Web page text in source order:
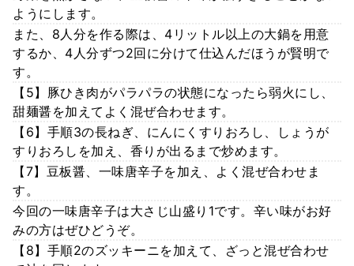
ようにします。
また、8人分を作る際は、4リットル以上の大鍋を用意
するか、4人分ずつ2回に分けて仕込んだほうが賢明で
す。
【5】豚ひき肉がパラパラの状態になったら弱火にし、
甜麺醤を加えてよく混ぜ合わせます。
【6】手順3の長ねぎ、にんにくすりおろし、しょうが
すりおろしを加え、香りが出るまで炒めます。
【7】豆板醤、一味唐辛子を加え、よく混ぜ合わせま
す。
今回の一味唐辛子は大さじ山盛り1です。辛い味がお好
みの方はぜひどうぞ。
【8】手順2のズッキーニを加えて、ざっと混ぜ合わせ